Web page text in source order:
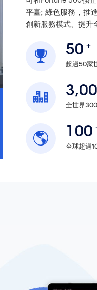
平臺; 綠色服務，推
創新服務模式、提升
50
超過50家
全世界
100
全球超過